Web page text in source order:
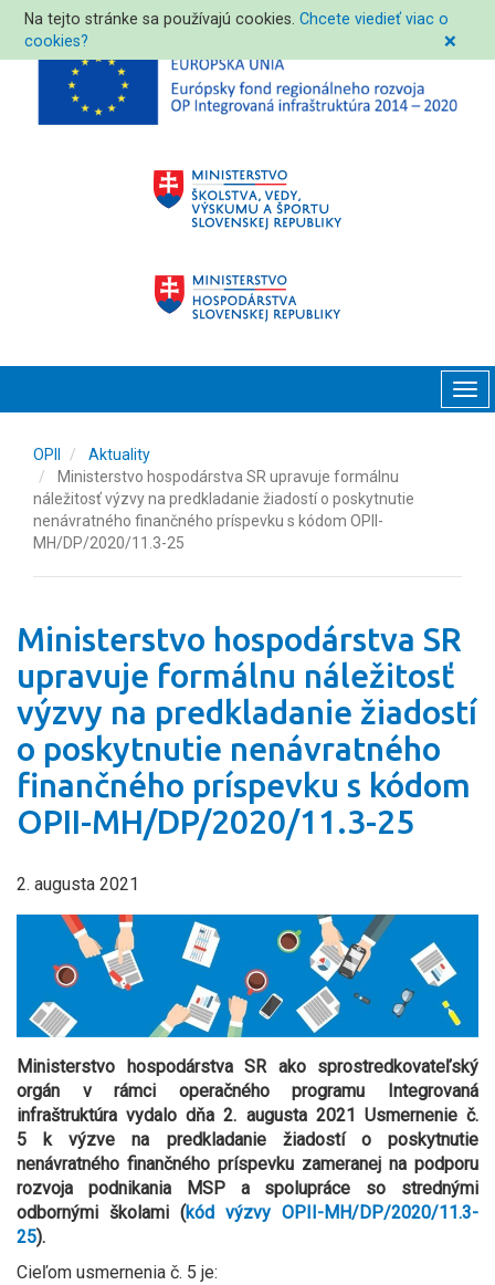
Na tejto stránke sa používajú cookies.Chcete viedieť viac o
cookies?
❌
OPII
Aktuality
Ministerstvo hospodárstva SR upravuje formálnu
náležitosť výzvy na predkladanie žiadostí o poskytnutie
nenávratného finančného príspevku s kódom OPII-
MH/DP/2020/11.3-25
Ministerstvo hospodárstva SR
upravuje formálnu náležitosť
výzvy na predkladanie žiadostí
o poskytnutie nenávratného
finančného príspevku s kódom
OPII-MH/DP/2020/11.3-25
2. augusta 2021
Ministerstvo hospodárstva SR ako sprostredkovateľský
orgán v rámci operačného programu Integrovaná
infraštruktúra vydalo dňa 2. augusta 2021 Usmernenie č.
5 k výzve na predkladanie žiadostí o poskytnutie
nenávratného finančného príspevku zameranej na podporu
rozvoja podnikania MSP a spolupráce so strednými
odbornými školami (kód výzvy OPII-MH/DP/2020/11.3-
25).
Cieľom usmernenia č. 5 je: